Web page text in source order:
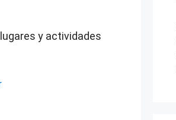
y actividades